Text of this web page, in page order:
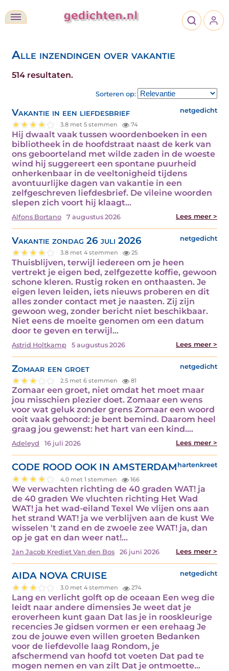
Alle inzendingen over vakantie
514 resultaten.
Sorteren op:
Vakantie in een liefdesbrief netgedicht
3.8 met 5 stemmen 74
Hij dwaalt vaak tussen woordenboeken in een
bibliotheek in de hoofdstraat naast de kerk van
ons geboorteland met wilde zaden in de woeste
wind hij suggereert een spontane puurheid
onherkenbaar in de veeltonigheid tijdens
avontuurlijke dagen van vakantie in een
zelfgeschreven liefdesbrief. De vileine woorden
slepen zich voort hij klaagt…
Alfons Bortano 7 augustus 2026 Lees meer >
Vakantie zondag 26 juli 2026 netgedicht
3.8 met 4 stemmen 25
Thuisblijven, terwijl iedereen om je heen
vertrekt je eigen bed, zelfgezette koffie, gewoon
schone kleren. Rustig roken en onthaasten. Je
eigen leven leiden, iets nieuws proberen en dit
alles zonder contact met je naasten. Zij zijn
gewoon weg, zonder bericht niet beschikbaar.
Niet eens de moeite genomen om een datum
door te geven en terwijl…
Astrid Holtkamp 5 augustus 2026 Lees meer >
Zomaar een groet netgedicht
2.5 met 6 stemmen 81
Zomaar een groet, niet omdat het moet maar
jou misschien plezier doet. Zomaar een wens
voor wat geluk zonder grens Zomaar een woord
ooit vaak gehoord: je bent bemind. Daarom heel
graag jou gewenst: het hart van een kind.…
Adeleyd 16 juli 2026 Lees meer >
CODE ROOD OOK IN AMSTERDAM hartenkreet
4.0 met 1 stemmen 166
We verwachten richting de 40 graden WAT! ja
de 40 graden We vluchten richting Het Wad
WAT! ja het wad-eiland Texel We vlijen ons aan
het strand WAT! ja we verblijven aan de kust We
wisselen 't zand en de zwoele zee WAT! ja, dan
op je gat en dan weer nat!…
Jan Jacob Krediet Van den Bos 26 juni 2026 Lees meer >
AIDA NOVA CRUISE netgedicht
3.0 met 4 stemmen 274
Lang en verlicht golft op de oceaan Een weg die
leidt naar andere dimensies Je weet dat je
eroverheen kunt gaan Dat las je in rooskleurige
recencies Je gidsen vormen er een erehaag Je
zou de jouwe even willen groeten Bedanken
voor de liefdevolle laag Rondom, je
afschermend van hoofd tot voeten Dat pad te
mogen nemen en van zilt Dat je ontmoette…